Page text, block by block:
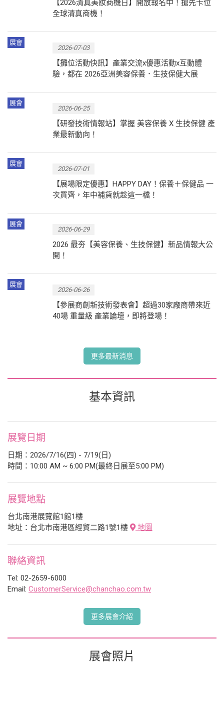
【2026清真美妝商機日】開放報名中！搶先卡位
全球清真商機！
展會
2026-07-03
【攤位活動快訊】產業交流x優惠活動x互動體
驗，都在 2026亞洲美容保養．生技保健大展
展會
2026-06-25
【研發技術情報站】掌握 美容保養 X 生技保健 產
業最新動向！
展會
2026-07-01
【展場限定優惠】HAPPY DAY！保養＋保健品 一
次買齊，年中補貨就趁這一檔！
展會
2026-06-29
2026 最夯【美容保養、生技保健】新品情報大公
開！
展會
2026-06-26
【參展商創新技術發表會】超過30家廠商帶來近
40場 重量級 產業論壇，即將登場！
更多最新消息
基本資訊
展覽日期
日期：2026/7/16(四) - 7/19(日)
時間：10:00 AM ~ 6:00 PM(最終日展至5:00 PM)
展覽地點
台北南港展覽館1館1樓
地址：台北市南港區經貿二路1號1樓
地圖
聯絡資訊
Tel: 02-2659-6000
Email: CustomerService@chanchao.com.tw
更多展會介紹
展會照片